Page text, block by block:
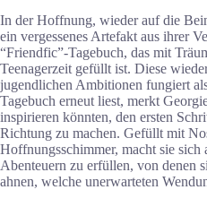
In der Hoffnung, wieder auf die
ein vergessenes Artefakt aus ihrer
“Friendfic”-Tagebuch, das mit
Teenagerzeit gefüllt ist. Diese
jugendlichen Ambitionen fungiert
Tagebuch erneut liest, merkt
inspirieren könnten, den ersten
Richtung zu machen. Gefüllt mit
Hoffnungsschimmer, macht sie
Abenteuern zu erfüllen, von denen
ahnen, welche unerwarteten